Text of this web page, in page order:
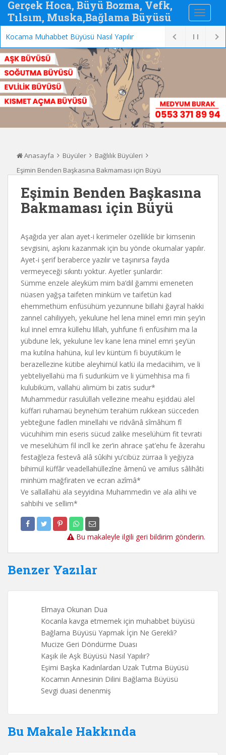
Gerçek Hoca, Büyü Bozma, Vefk,
Tılsım, Muska,Bağlama Büyüsü
Kocama Muhabbet Büyüsü Nasıl Yapılır
Anasayfa Büyüler
Bağlılık Büyüleri
Eşimin Benden Başkasına Bakmaması için Büyü
Eşimin Benden Başkasına
Bakmaması için Büyü
Aşağıda yer alan ayet-i kerimeler özellikle bir kimsenin
sevgisini, aşkını kazanmak için bu yönde okumalar yapılır.
Ayet-i şerif beraberce yazılır ve taşınırsa fayda
vermeyeceği sıkıntı yoktur. Ayetler şunlardır:
Sümme enzele aleyküm mim ba’dil ğammi emeneten
nüasen yağşa taifeten minküm ve taifetün kad
ehemmethüm enfüsühüm yezunnune billahi ğayral hakki
zannel cahiliyyeh, yekulune hel lena minel emri min şey’in
kul innel emra küllehu lillah, yuhfune fi enfüsihim ma la
yübdune lek, yekulune lev kane lena minel emri şey’ün
ma kutilna hahüna, kul lev küntüm fi büyutiküm le
berazellezine kütibe aleyhimül katlü ila medaciihim, ve li
yebteliyellahü ma fi suduriküm ve li yümehhisa ma fi
kulubiküm, vallahü alimüm bi zatis sudur*
Muhammedür rasulüllah vellezine meahu eşiddaü alel
küffari ruhamaü beynehüm terahüm rukkean sücceden
yebteğune fadlen minellahi ve ridvânâ sîmâhüm fî
vücuhihim min eseris sücud zalike meselühüm fit tevrati
ve meselühüm fil incîl ke zer’in ahrace şat’ehu fe âzerahu
festağleza festevâ alâ sûkihi yu’cibüz zürraa li yeğiyza
bihimül küffâr veadellahüllezîne âmenû ve amilus sâlihâti
minhüm mağfiraten ve ecran azîmâ*
Ve sallallahü ala seyyidina Muhammedin ve ala alihi ve
sahbihi ve sellim*
Bu makaleyle ilgili geri bildirim gönderin.
Benzer Yazılar
Elmaya Okunan Dua
Kocanla kavga etmemek için muhabbet büyüsü
Bağlama Büyüsü Yapmak İçin Ne Gerekli?
Mucize Geri Döndürme Duası
Kaşık ile Aşk Büyüsü Nasıl Yapılır?
Eşimi Başka Kadınlardan Uzak Tutma Büyüsü
Kocamın Annesinin Dilini Bağlama Büyüsü
Sevgi duasi denenmiş
Bu Makale Hakkında